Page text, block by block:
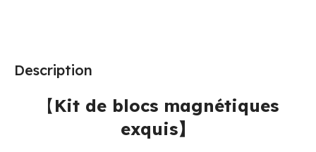
Description
【Kit de blocs magnétiques
exquis】